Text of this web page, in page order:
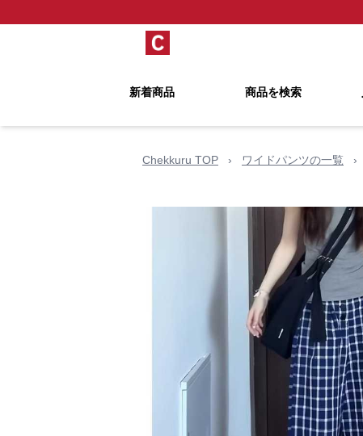
新着商品 商品を検索
Chekkuru TOP › ワイドパンツの一覧 ›